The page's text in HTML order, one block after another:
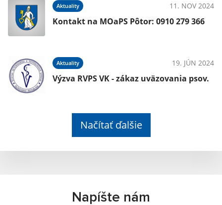
Aktuality 11. NOV 2024
Kontakt na MOaPS Pôtor: 0910 279 366
Aktuality 19. JÚN 2024
Výzva RVPS VK - zákaz uväzovania psov.
Načítať ďalšie
Napíšte nám